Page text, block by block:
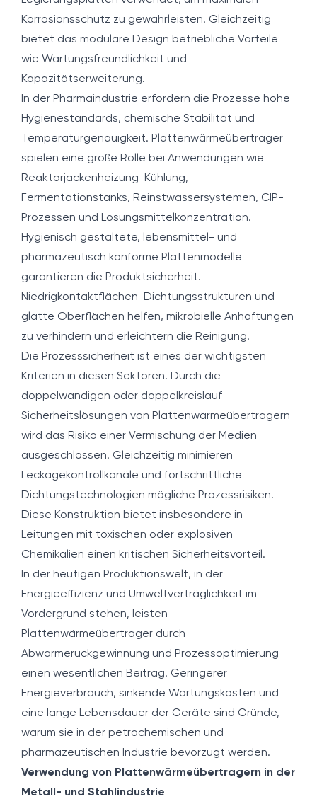
Korrosionsschutz zu gewährleisten. Gleichzeitig
bietet das modulare Design betriebliche Vorteile
wie Wartungsfreundlichkeit und
Kapazitätserweiterung.
In der Pharmaindustrie erfordern die Prozesse hohe
Hygienestandards, chemische Stabilität und
Temperaturgenauigkeit. Plattenwärmeübertrager
spielen eine große Rolle bei Anwendungen wie
Reaktorjackenheizung-Kühlung,
Fermentationstanks, Reinstwassersystemen, CIP-
Prozessen und Lösungsmittelkonzentration.
Hygienisch gestaltete, lebensmittel- und
pharmazeutisch konforme Plattenmodelle
garantieren die Produktsicherheit.
Niedrigkontaktflächen-Dichtungsstrukturen und
glatte Oberflächen helfen, mikrobielle Anhaftungen
zu verhindern und erleichtern die Reinigung.
Die Prozesssicherheit ist eines der wichtigsten
Kriterien in diesen Sektoren. Durch die
doppelwandigen oder doppelkreislauf
Sicherheitslösungen von Plattenwärmeübertragern
wird das Risiko einer Vermischung der Medien
ausgeschlossen. Gleichzeitig minimieren
Leckagekontrollkanäle und fortschrittliche
Dichtungstechnologien mögliche Prozessrisiken.
Diese Konstruktion bietet insbesondere in
Leitungen mit toxischen oder explosiven
Chemikalien einen kritischen Sicherheitsvorteil.
In der heutigen Produktionswelt, in der
Energieeffizienz und Umweltverträglichkeit im
Vordergrund stehen, leisten
Plattenwärmeübertrager durch
Abwärmerückgewinnung und Prozessoptimierung
einen wesentlichen Beitrag. Geringerer
Energieverbrauch, sinkende Wartungskosten und
eine lange Lebensdauer der Geräte sind Gründe,
warum sie in der petrochemischen und
pharmazeutischen Industrie bevorzugt werden.
Verwendung von Plattenwärmeübertragern in der
Metall- und Stahlindustrie